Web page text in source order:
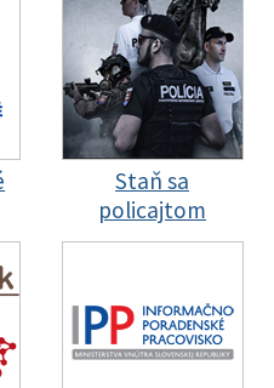
Staň sa
policajtom